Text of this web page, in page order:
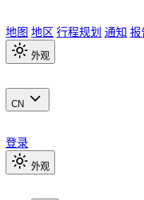
地图 地区 行程规划 通知 报
外观
CN
登录
外观